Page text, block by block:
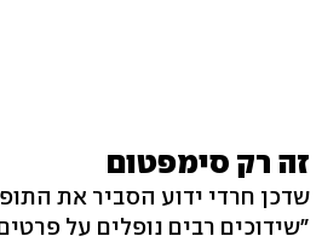
זה רק סימפטום
שדכן חרדי ידוע הסביר את
"שידוכים רבים נופלים על